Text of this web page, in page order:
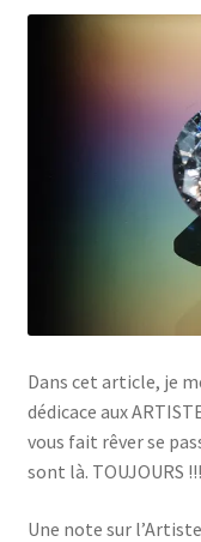
Dans cet article, je
dédicace aux
vous fait rêver se
sont là. TOUJOURS !!!
Une note sur